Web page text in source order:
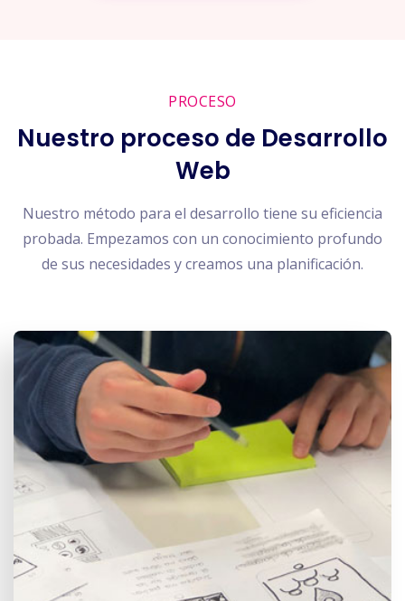
PROCESO
Nuestro proceso de Desarrollo
Web
Nuestro método para el desarrollo tiene su eficiencia
probada. Empezamos con un conocimiento profundo
de sus necesidades y creamos una planificación.